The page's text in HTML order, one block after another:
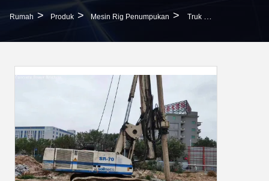
Rumah > Produk > Mesin Rig Penumpukan > Truk Dipasang Hydraulic Drill Rig Kekuatan Tinggi Dengan Mesin Diesel